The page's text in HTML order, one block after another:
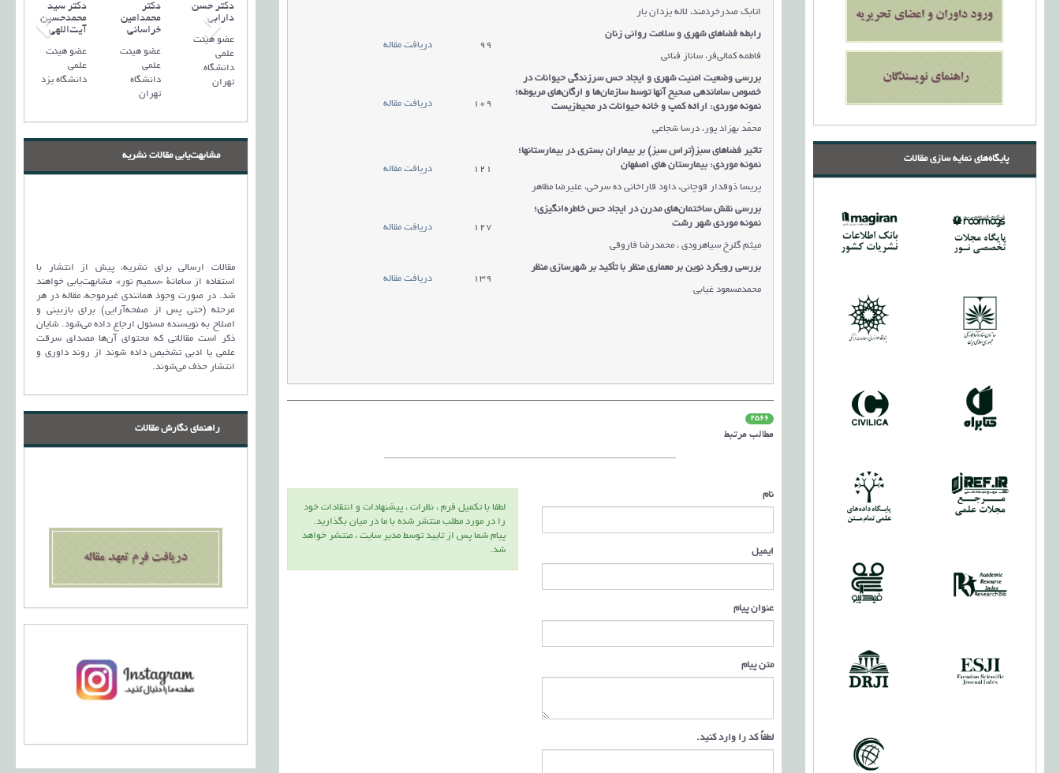
پایگاه‌های نمایه سازی مقالات
اتابک صدرخردمند، لاله یزدان یار
رابطه فضاهای شهری و سلامت روانی زنان
99
دریافت مقاله
فاطمه کمالی‌فر، ساناز فنائی
بررسی وضعیت امنیت شهری و ایجاد حس سرزندگی حیوانات در
خصوص ساماندهی صحیح آنها توسط سازمان‌ها و ارگان‌های مربوطه؛
نمونه موردی: ارائه کمپ و خانه حیوانات در محیط‌زیست
109 دریافت مقاله
محمّد بهزاد پور، درسا شجاعی
تاثیر فضاهای سبز(تراس سبز) بر بیماران بستری در بیمارستانها؛
نمونه موردی: بیمارستان های اصفهان
121
دریافت مقاله
پریسا ذوقدار قوچانی، داود قاراخانی ده سرخی، علیرضا مظاهر
بررسی نقش ساختمان‌های مدرن در ایجاد حس خاطره‌انگیزی؛
نمونه موردی شهر رشت
127
دریافت مقاله
میثم گلرخ سیاهرودی ، محمدرضا فاروقی
بررسی رویکرد نوین بر معماری منظر با تأکید بر شهرسازی منظر
139
دریافت مقاله
محمدمسعود غیابی
2566
مطالب مرتبط
لطفا با تكميل فرم ، نظرات ، پيشنهادات و انتقادات خود
را در مورد مطلب منتشر شده با ما در ميان بگذاريد.
پيام شما پس از تاييد توسط مدير سايت ، منتشر خواهد
شد.
نام
ایمیل
عنوان پیام
متن پیام
لطفاً کد را وارد کنید.
دکتر سید
محمد‌حسین
آیت‌اللهی
عضو هیئت
علمی
دانشگاه یزد
دکتر
محمدامین
خراسانی
عضو هیئت
علمی
دانشگاه
تهران
دکتر حسن
دارابی
عضو هیئت
علمی
دانشگاه
تهران
عضو هیئت
همدان
مشابهت‌یابی مقالات نشریه
مقالات ارسالی برای نشریه، پیش از انتشار با
استفاده از سامانۀ «سمیم نور» مشابهت‌یابی خواهند
شد. در صورت وجود همانندی غیرموجه، مقاله در هر
مرحله (حتی پس از صفحه‌آرایی) برای بازبینی و
اصلاح به نویسنده مسئول ارجاع داده می‌شود. شایان
ذکر است مقالاتی که محتوای آن‌ها مصداق سرقت
علمی یا ادبی تشخیص داده شوند از روند داوری و
انتشار حذف می‌شوند.
راهنمای نگارش مقالات